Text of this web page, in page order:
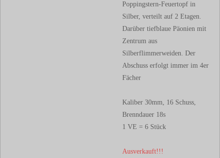
Poppingstern-Feuertopf in
Silber, verteilt auf 2 Etagen.
Darüber tiefblaue Päonien mit
Zentrum aus
Silberflimmerweiden. Der
Abschuss erfolgt immer im 4er
Fächer
Kaliber 30mm, 16 Schuss,
Brenndauer 18s
1 VE = 6 Stück
Ausverkauft!!!